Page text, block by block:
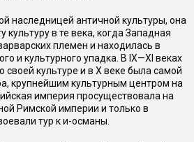
наследницей античной культуры, она
культуру в те века, когда Западная
племен и находилась в
и культурного упадка. В IX—XI веках
своей культуре и в X веке была самой
крупнейшим культурным центром на
империя просуществовала на
Римской империи и только в
тур к и-османы.